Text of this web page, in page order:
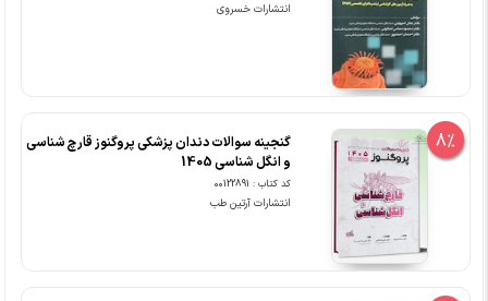
انتشارات خسروی
8%
گنجینه سوالات دندان پزشکی پروگنوز قارچ شناسی
و انگل شناسی 1405
کد کتاب : 00122891
انتشارات آرتین طب